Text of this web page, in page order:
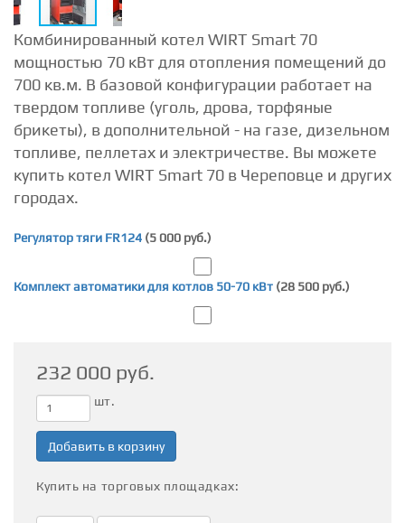
Комбинированный котел WIRT Smart 70
мощностью 70 кВт для отопления помещений до
700 кв.м. В базовой конфигурации работает на
твердом топливе (уголь, дрова, торфяные
брикеты), в дополнительной - на газе, дизельном
топливе, пеллетах и электричестве. Вы можете
купить котел WIRT Smart 70 в Череповце и других
городах.
Регулятор тяги FR124 (5 000 руб.)
Комплект автоматики для котлов 50-70 кВт (28 500 руб.)
232 000 руб.
шт.
Добавить в корзину
Купить на торговых площадках: